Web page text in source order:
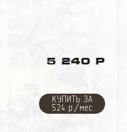
5 240 Р
КУПИТЬ ЗА
524 р./мес